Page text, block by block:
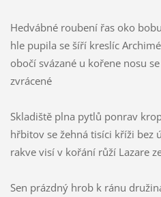
Hedvábné roubení řas oko
hle pupila se šíří kreslíc
obočí svázané u kořene nosu
zvrácené
Skladiště plna pytlů ponrav
hřbitov se žehná tisíci kříži bez
rakve visí v kořání růží Lazare
Sen prázdný hrob k ránu